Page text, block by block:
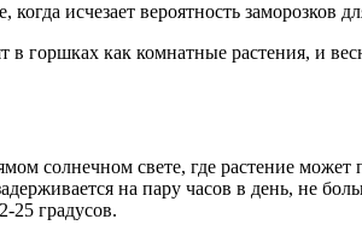
исчезает вероятность заморозков
горшках как комнатные растения, и
солнечном свете, где растение
на пару часов в день, не
25 градусов.